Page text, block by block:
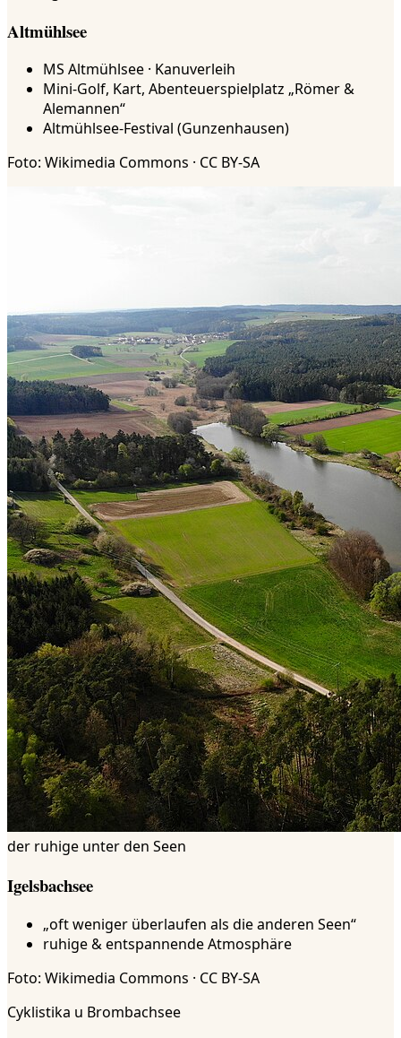
Altmühlsee
MS Altmühlsee · Kanuverleih
Mini-Golf, Kart, Abenteuerspielplatz „Römer &
Alemannen“
Altmühlsee-Festival (Gunzenhausen)
Foto: Wikimedia Commons · CC BY-SA
der ruhige unter den Seen
Igelsbachsee
„oft weniger überlaufen als die anderen Seen“
ruhige & entspannende Atmosphäre
Foto: Wikimedia Commons · CC BY-SA
Cyklistika u Brombachsee